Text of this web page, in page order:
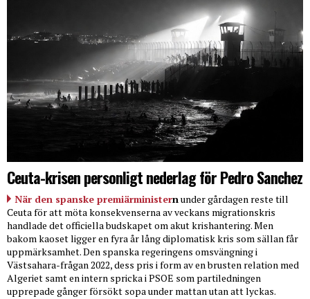
Ceuta-krisen personligt nederlag för Pedro Sanchez
När den spanske premiärministernunder gårdagen reste till
Ceuta för att möta konsekvenserna av veckans migrationskris
handlade det officiella budskapet om akut krishantering. Men
bakom kaoset ligger en fyra år lång diplomatisk kris som sällan får
uppmärksamhet. Den spanska regeringens omsvängning i
Västsahara-frågan 2022, dess pris i form av en brusten relation med
Algeriet samt en intern spricka i PSOE som partiledningen
upprepade gånger försökt sopa under mattan utan att lyckas.